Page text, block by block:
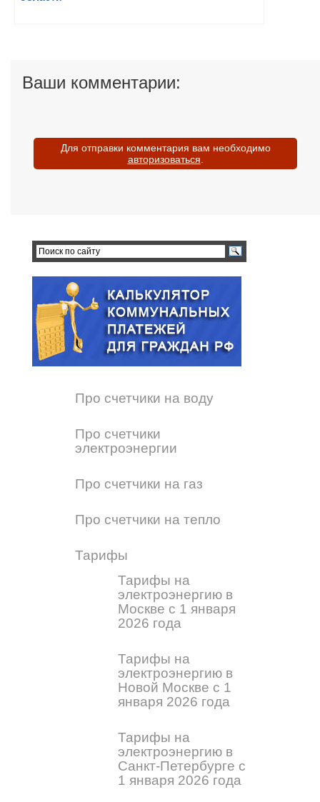
Ваши комментарии:
Для отправки комментария вам необходимо
авторизоваться
Про счетчики на воду
Про счетчики
электроэнергии
Про счетчики на газ
Про счетчики на тепло
Тарифы
Тарифы на
электроэнергию в
Москве с 1 января
2026 года
Тарифы на
электроэнергию в
Новой Москве с 1
января 2026 года
Тарифы на
электроэнергию в
Санкт-Петербурге с
1 января 2026 года